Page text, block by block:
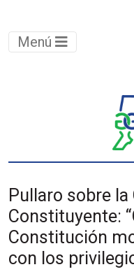
Menú
Pullaro sobre
Constituyente:
Constitución
con los